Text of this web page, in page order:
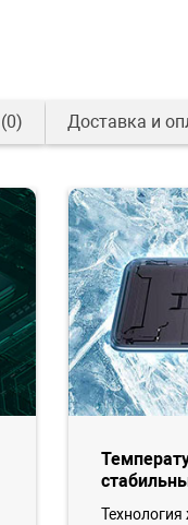
(0) Доставка и